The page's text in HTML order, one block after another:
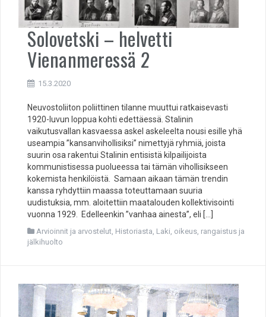
Solovetski – helvetti
Vienanmeressä 2
15.3.2020
Neuvostoliiton poliittinen tilanne muuttui ratkaisevasti
1920-luvun loppua kohti edettäessä. Stalinin
vaikutusvallan kasvaessa askel askeleelta nousi esille yhä
useampia ”kansanvihollisiksi” nimettyjä ryhmiä, joista
suurin osa rakentui Stalinin entisistä kilpailijoista
kommunistisessa puolueessa tai tämän vihollisikseen
kokemista henkilöistä. Samaan aikaan tämän trendin
kanssa ryhdyttiin maassa toteuttamaan suuria
uudistuksia, mm. aloitettiin maatalouden kollektivisointi
vuonna 1929. Edelleenkin ”vanhaa ainesta”, eli […]
Arvioinnit ja arvostelut Historiasta Laki, oikeus, rangaistus ja
jälkihuolto